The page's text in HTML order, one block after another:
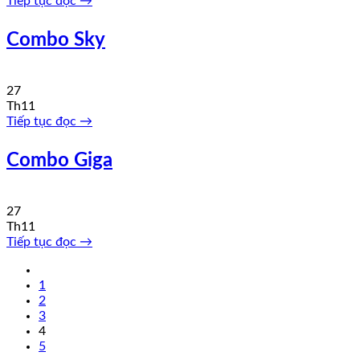
Combo Sky
27
Th11
Tiếp tục đọc →
Combo Giga
27
Th11
Tiếp tục đọc →
1
2
3
4
5